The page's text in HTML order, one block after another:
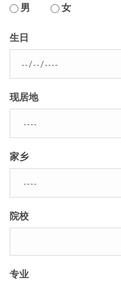
用户名或Email
记住我的登录状态
男
女
生日
现居地
家乡
院校
专业